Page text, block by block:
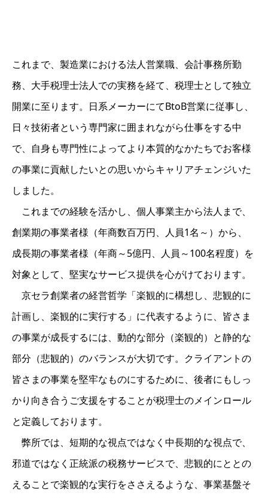
これまで、製造業における法人営業職、会計事務所勤
務、大手税理士法人での実務を経て、税理士として独立
開業に至ります。日系メーカーにてBtoB営業に従事し、
日々技術者という専門家に囲まれながら仕事をする中
で、自身も専門性によってより本質的なかたちでお客様
の事業に貢献したいとの思いからキャリアチェンジいた
しました。
これまでの経験を活かし、個人事業主から法人まで、
創業期の事業者様（年商数百万円、人員1名～）から、
成長期の事業者様（年商～5億円、人員～100名程度）を
対象として、堅実なサービス提供を心がけております。
京セラ創業者の経営哲学「楽観的に構想し、悲観的に
計画し、楽観的に実行する」に代表するように、皆さま
の事業が成長するには、動的な部分（楽観的）と静的な
部分（悲観的）のバランスが大切です。クライアントの
皆さまの事業を堅牢なものにするために、後者にもしっ
かり向き合うご支援をすることが税理士のメインロール
と定義しております。
弊所では、短期的な視点ではなく中長期的な視点で、
邪道ではなく正統派の税務サービスで、悲観的にととの
えることで楽観的な実行をささえるような、事業基盤そ